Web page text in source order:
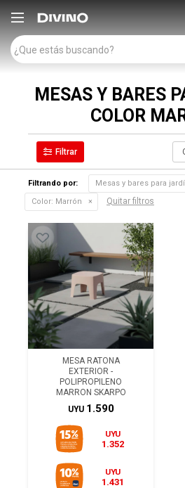

MESAS Y BARES
COLOR
Filtrando por:
Mesas y bares para
Color: Marrón Quitar filtros
MESA RATONA
EXTERIOR -
POLIPROPILENO
MARRON SKARPO
UYU 1.590
UYU
1.352
UYU
1.431